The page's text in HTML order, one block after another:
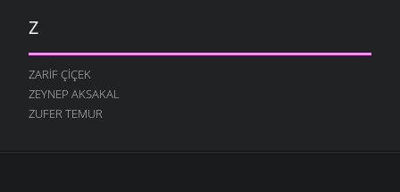
Z
ZARIF ÇIÇEK
ZEYNEP AKSAKAL
ZUFER TEMUR